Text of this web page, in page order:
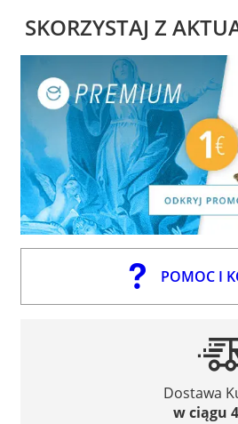
SKORZYSTAJ Z
POMOC I
Dostawa
w ciągu